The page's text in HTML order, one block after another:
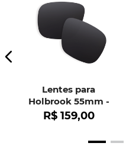
Lentes para
Holbrook 55mm -
OO9102
R$ 159,00